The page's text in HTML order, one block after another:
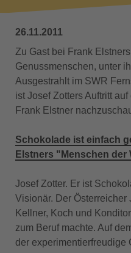
26.11.2011
Zu Gast bei Frank
Genussmenschen, unter
Ausgestrahlt im SWR
ist Josef Zotters Auftritt
Frank Elstner
Schokolade ist einfach
Elstners "Menschen der
Josef Zotter. Er ist
Visionär. Der Österreicher
Kellner, Koch und
zum Beruf machte. Auf
der experimentierfreudige